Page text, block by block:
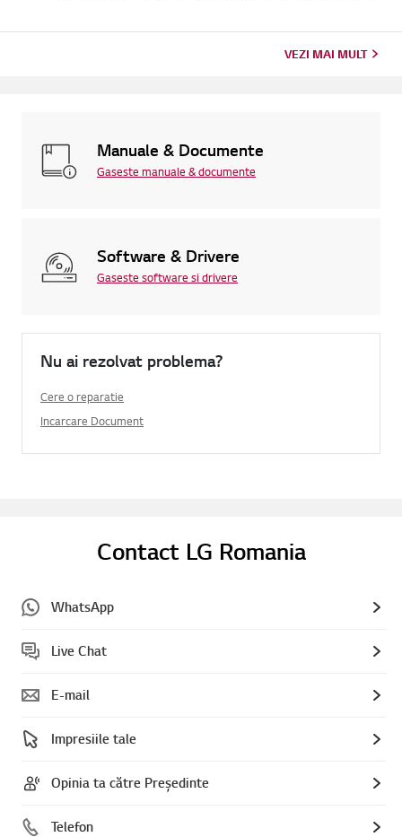
VEZI MAI MULT
Manuale & Documente
Gaseste manuale & documente
Software & Drivere
Gaseste software si drivere
Nu ai rezolvat problema?
Cere o reparatie
Incarcare Document
Contact LG Romania
WhatsApp
Live Chat
E-mail
Impresiile tale
Opinia ta către Președinte
Telefon